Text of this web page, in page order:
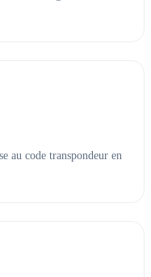
au code transpondeur en